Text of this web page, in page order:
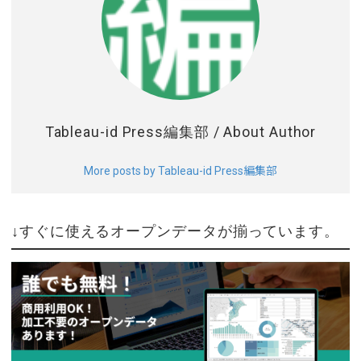
Tableau-id Press編集部 / About Author
More posts by Tableau-id Press編集部
↓すぐに使えるオープンデータが揃っています。